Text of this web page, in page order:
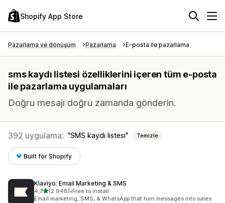
Shopify App Store
Pazarlama ve dönüşüm Pazarlama E-posta ile pazarlama
sms kaydı listesi özelliklerini içeren tüm e-posta
ile pazarlama uygulamaları
Doğru mesajı doğru zamanda gönderin.
392 uygulama: SMS kaydı listesi Temizle
Built for Shopify
Klaviyo: Email Marketing & SMS
4,75 yıldız üzerinden
(2.948)
toplam 2948 değerlendirme
•Free to install
Email marketing, SMS, & WhatsApp that turn messages into sales